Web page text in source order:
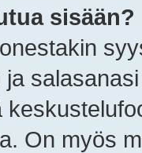
sisään?
On myös